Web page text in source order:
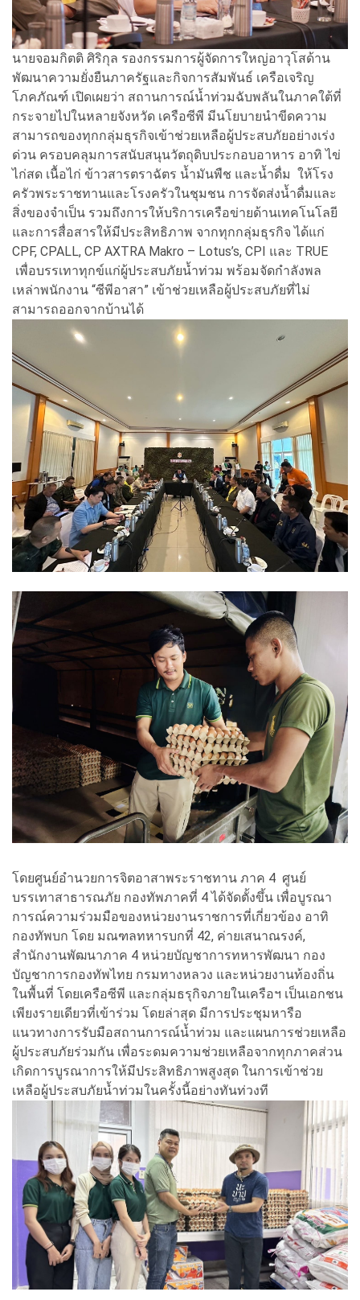
นายจอมกิตติ ศิริกุล รองกรรมการผู้จัดการใหญ่อาวุโสด้าน
พัฒนาความยั่งยืนภาครัฐและกิจการสัมพันธ์ เครือเจริญ
โภคภัณฑ์ เปิดเผยว่า สถานการณ์น้ำท่วมฉับพลันในภาคใต้ที่
กระจายไปในหลายจังหวัด เครือซีพี มีนโยบายนำขีดความ
สามารถของทุกกลุ่มธุรกิจเข้าช่วยเหลือผู้ประสบภัยอย่างเร่ง
ด่วน ครอบคลุมการสนับสนุนวัตถุดิบประกอบอาหาร อาทิ ไข่
ไก่สด เนื้อไก่ ข้าวสารตราฉัตร น้ำมันพืช และน้ำดื่ม ให้โรง
ครัวพระราชทานและโรงครัวในชุมชน การจัดส่งน้ำดื่มและ
สิ่งของจำเป็น รวมถึงการให้บริการเครือข่ายด้านเทคโนโลยี
และการสื่อสารให้มีประสิทธิภาพ จากทุกกลุ่มธุรกิจ ได้แก่
CPF, CPALL, CP AXTRA Makro – Lotus’s, CPI และ TRUE
เพื่อบรรเทาทุกข์แก่ผู้ประสบภัยน้ำท่วม พร้อมจัดกำลังพล
เหล่าพนักงาน “ซีพีอาสา” เข้าช่วยเหลือผู้ประสบภัยที่ไม่
สามารถออกจากบ้านได้
โดยศูนย์อำนวยการจิตอาสาพระราชทาน ภาค 4 ศูนย์
บรรเทาสาธารณภัย กองทัพภาคที่ 4 ได้จัดตั้งขึ้น เพื่อบูรณา
การณ์ความร่วมมือของหน่วยงานราชการที่เกี่ยวข้อง อาทิ
กองทัพบก โดย มณฑลทหารบกที่ 42, ค่ายเสนาณรงค์,
สำนักงานพัฒนาภาค 4 หน่วยบัญชาการทหารพัฒนา กอง
บัญชาการกองทัพไทย กรมทางหลวง และหน่วยงานท้องถิ่น
ในพื้นที่ โดยเครือซีพี และกลุ่มธรุกิจภายในเครือฯ เป็นเอกชน
เพียงรายเดียวที่เข้าร่วม โดยล่าสุด มีการประชุมหารือ
แนวทางการรับมือสถานการณ์น้ำท่วม และแผนการช่วยเหลือ
ผู้ประสบภัยร่วมกัน เพื่อระดมความช่วยเหลือจากทุกภาคส่วน
เกิดการบูรณาการให้มีประสิทธิภาพสูงสุด ในการเข้าช่วย
เหลือผู้ประสบภัยน้ำท่วมในครั้งนี้อย่างทันท่วงที